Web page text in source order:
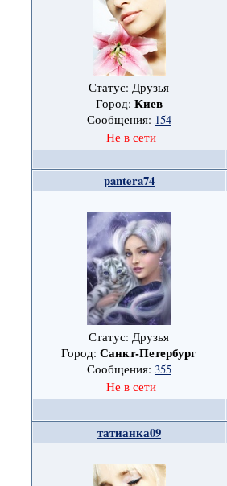
Статус: Друзья
Город: Киев
Сообщения: 154
Не в сети
pantera74
Статус: Друзья
Город:Санкт-Петербург
Сообщения: 355
Не в сети
татианка09